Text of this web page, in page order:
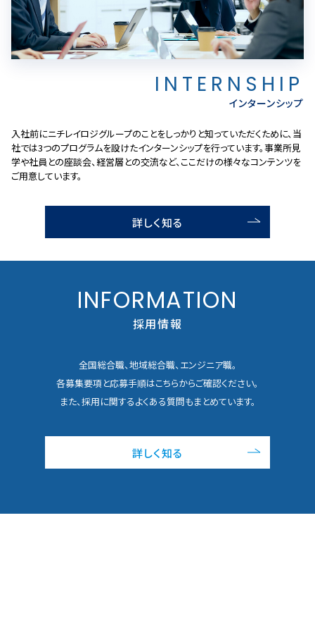
INTERNSHIP
インターンシップ
入社前にニチレイロジグループのことをしっかりと知っていただくために、当
社では3つのプログラムを設けたインターンシップを行っています。事業所見
学や社員との座談会、経営層との交流など、ここだけの様々なコンテンツを
ご用意しています。
詳しく知る
INFORMATION
採用情報
全国総合職、地域総合職、エンジニア職。
各募集要項と応募手順はこちらからご確認ください。
また、採用に関するよくある質問もまとめています。
詳しく知る